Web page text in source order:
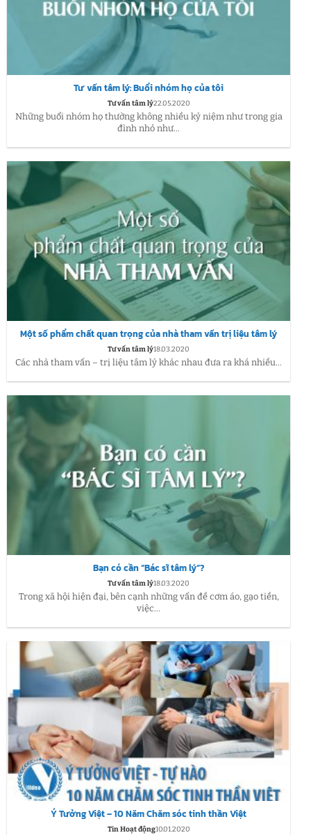
Tư vấn tâm lý: Buổi nhóm họ của tôi
Tư vấn tâm lý22.05.2020
Những buổi nhóm họ thường không nhiều kỷ niệm như trong gia
đình nhỏ như...
Một số phẩm chất quan trọng của nhà tham vấn trị liệu tâm lý
Tư vấn tâm lý18.03.2020
Các nhà tham vấn – trị liệu tâm lý khác nhau đưa ra khá nhiều...
Bạn có cần “Bác sĩ tâm lý”?
Tư vấn tâm lý18.03.2020
Trong xã hội hiện đại, bên cạnh những vấn đề cơm áo, gạo tiền,
việc...
Ý Tưởng Việt – 10 Năm Chăm sóc tinh thần Việt
Tin Hoạt động10.01.2020